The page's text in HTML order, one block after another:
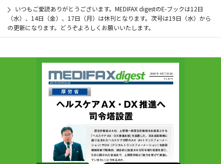
いつもご愛読ありがとうございます。MEDIFAX digestのE-ブックは12日
（水）、14日（金）、17日（月）は休刊となります。次号は19日（水）から
の更新になります。どうぞよろしくお願いいたします。